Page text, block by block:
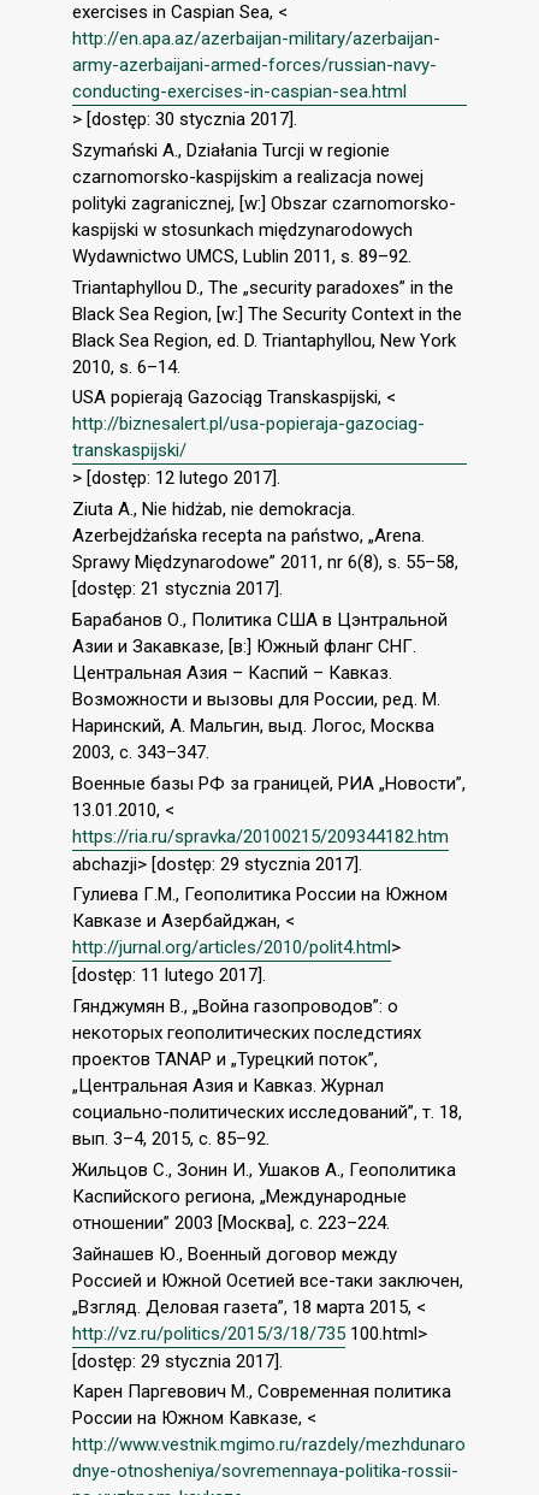
exercises in Caspian Sea, <
http://en.apa.az/azerbaijan-military/azerbaijan-
army-azerbaijani-armed-forces/russian-navy-
conducting-exercises-in-caspian-sea.html
> [dostęp: 30 stycznia 2017].
Szymański A., Działania Turcji w regionie
czarnomorsko-kaspijskim a realizacja nowej
polityki zagranicznej, [w:] Obszar czarnomorsko-
kaspijski w stosunkach międzynarodowych
Wydawnictwo UMCS, Lublin 2011, s. 89–92.
Triantaphyllou D., The „security paradoxes” in the
Black Sea Region, [w:] The Security Context in the
Black Sea Region, ed. D. Triantaphyllou, New York
2010, s. 6–14.
USA popierają Gazociąg Transkaspijski, <
http://biznesalert.pl/usa-popieraja-gazociag-
transkaspijski/
> [dostęp: 12 lutego 2017].
Ziuta A., Nie hidżab, nie demokracja.
Azerbejdżańska recepta na państwo, „Arena.
Sprawy Międzynarodowe” 2011, nr 6(8), s. 55–58,
[dostęp: 21 stycznia 2017].
Барабанов О., Политика США в Цэнтральной
Азии и Закавказе, [в:] Южный фланг СНГ.
Центральная Азия – Каспий – Кавказ.
Возможности и вызовы для России, ред. М.
Наринский, А. Мальгин, выд. Логос, Москва
2003, с. 343–347.
Военные базы РФ за границей, РИА „Новости”,
13.01.2010, <
https://ria.ru/spravka/20100215/209344182.htm
abchazji> [dostęp: 29 stycznia 2017].
Гулиева Г.М., Геополитика России на Южном
Кавказе и Азербайджан, <
http://jurnal.org/articles/2010/polit4.html>
[dostęp: 11 lutego 2017].
Гянджумян В., „Война газопроводов”: о
некоторых геополитических последстиях
проектов TANAP и „Турецкий поток”,
„Центральная Азия и Кавказ. Журнал
социально-политических исследований”, т. 18,
вып. 3–4, 2015, c. 85–92.
Жильцов С., Зонин И., Ушаков А., Геополитика
Каспийского региона, „Mеждународные
отношении” 2003 [Москва], с. 223–224.
Зайнашев Ю., Военный договор между
Россией и Южной Осетией все-таки заключен,
„Взгляд. Деловая газета”, 18 марта 2015, <
http://vz.ru/politics/2015/3/18/735 100.html>
[dostęp: 29 stycznia 2017].
Карен Паргевович М., Cовременная политика
Pоссии на Южном Кавказе, <
http://www.vestnik.mgimo.ru/razdely/mezhdunaro
dnye-otnosheniya/sovremennaya-politika-rossii-